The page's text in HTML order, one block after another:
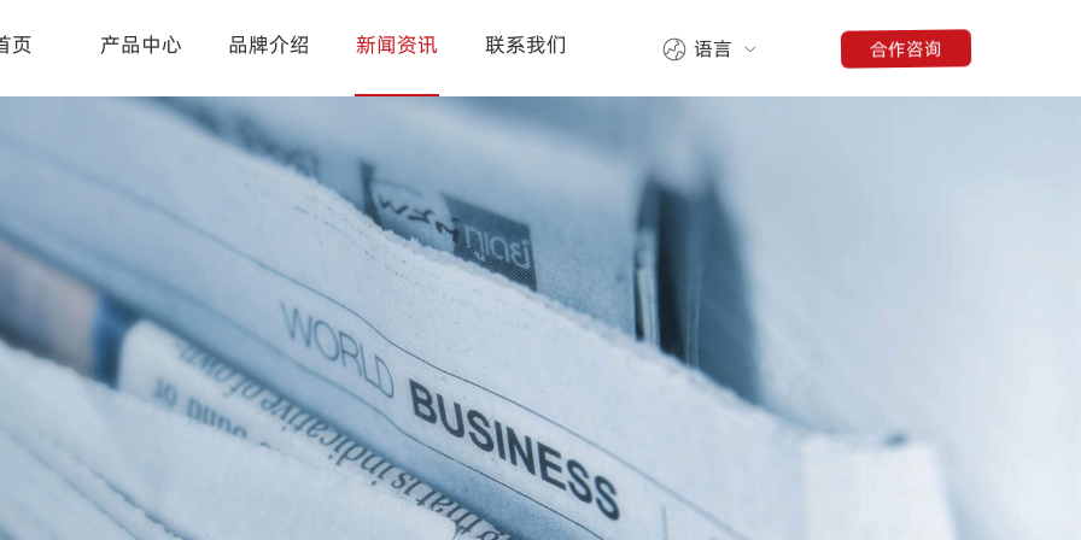
页 产品中心 品牌介绍 新闻资讯 联系我们 语言 合作咨询